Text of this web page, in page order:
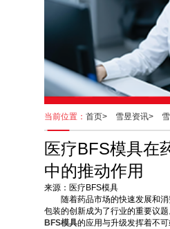
当前位置： 首页> 雪昱资讯>
医疗BFS模具在
中的推动作用
来源：医疗BFS模具 时
随着药品市场的快速发展和消
包装的创新成为了行业的重要议题
BFS模具的应用与升级发挥着不可